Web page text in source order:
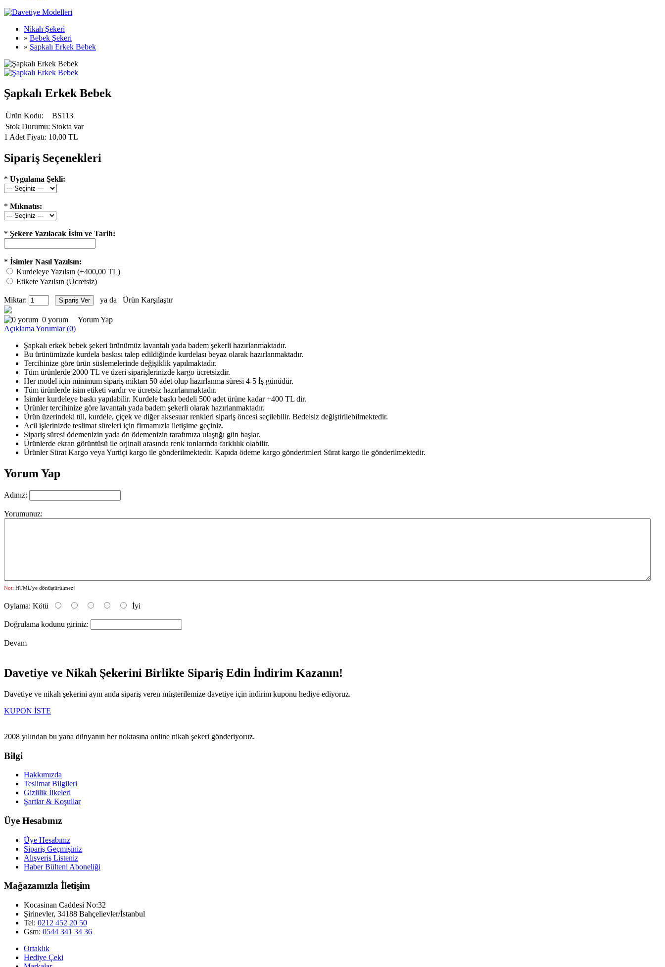
Nikah Şekeri
» Bebek Şekeri
» Şapkalı Erkek Bebek
Şapkalı Erkek Bebek
Ürün Kodu:
BS113
Stok Durumu: Stokta var
1 Adet Fiyatı: 10,00 TL
Sipariş Seçenekleri
* Uygulama Şekli:
* Mıknatıs:
* Şekere Yazılacak İsim ve Tarih:
* İsimler Nasıl Yazılsın:
Kurdeleye Yazılsın (+400,00 TL)
Etikete Yazılsın (Ücretsiz)
Miktar: ya da Ürün Karşılaştır
0 yorum
Yorum Yap
Açıklama Yorumlar (0)
Şapkalı erkek bebek şekeri ürünümüz lavantalı yada badem şekerli hazırlanmaktadır.
Bu ürünümüzde kurdela baskısı talep edildiğinde kurdelası beyaz olarak hazırlanmaktadır.
Tercihinize göre ürün süslemelerinde değişiklik yapılmaktadır.
Tüm ürünlerde 2000 TL ve üzeri siparişlerinizde kargo ücretsizdir.
Her model için minimum sipariş miktarı 50 adet olup hazırlanma süresi 4-5 İş günüdür.
Tüm ürünlerde isim etiketi vardır ve ücretsiz hazırlanmaktadır.
İsimler kurdeleye baskı yapılabilir. Kurdele baskı bedeli 500 adet ürüne kadar +400 TL dir.
Ürünler tercihinize göre lavantalı yada badem şekerli olarak hazırlanmaktadır.
Ürün üzerindeki tül, kurdele, çiçek ve diğer aksesuar renkleri sipariş öncesi seçilebilir. Bedelsiz değiştirilebilmektedir.
Acil işlerinizde teslimat süreleri için firmamızla iletişime geçiniz.
Sipariş süresi ödemenizin yada ön ödemenizin tarafımıza ulaştığı gün başlar.
Ürünlerde ekran görüntüsü ile orjinali arasında renk tonlarında farklılık olabilir.
Ürünler Sürat Kargo veya Yurtiçi kargo ile gönderilmektedir. Kapıda ödeme kargo gönderimleri Sürat kargo ile gönderilmektedir.
Yorum Yap
Adınız:
Yorumunuz:
Not: HTML'ye dönüştürülmez!
Oylama: Kötü İyi
Doğrulama kodunu giriniz:
Devam
Davetiye ve Nikah Şekerini Birlikte Sipariş Edin İndirim Kazanın!
Davetiye ve nikah şekerini aynı anda sipariş veren müşterilemize davetiye için indirim kuponu hediye ediyoruz.
KUPON İSTE
2008 yılından bu yana dünyanın her noktasına online nikah şekeri gönderiyoruz.
Bilgi
Hakkımızda
Teslimat Bilgileri
Gizlilik İlkeleri
Şartlar & Koşullar
Üye Hesabınız
Üye Hesabınız
Sipariş Geçmişiniz
Alışveriş Listeniz
Haber Bülteni Aboneliği
Mağazamızla İletişim
Kocasinan Caddesi No:32
Şirinevler, 34188 Bahçelievler/İstanbul
Tel: 0212 452 20 50
Gsm: 0544 341 34 36
Ortaklık
Hediye Çeki